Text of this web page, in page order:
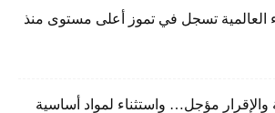
العالمية تسجل في تموز أعلى مستوى منذ
والإقرار مؤجل… واستثناء لمواد أساسية